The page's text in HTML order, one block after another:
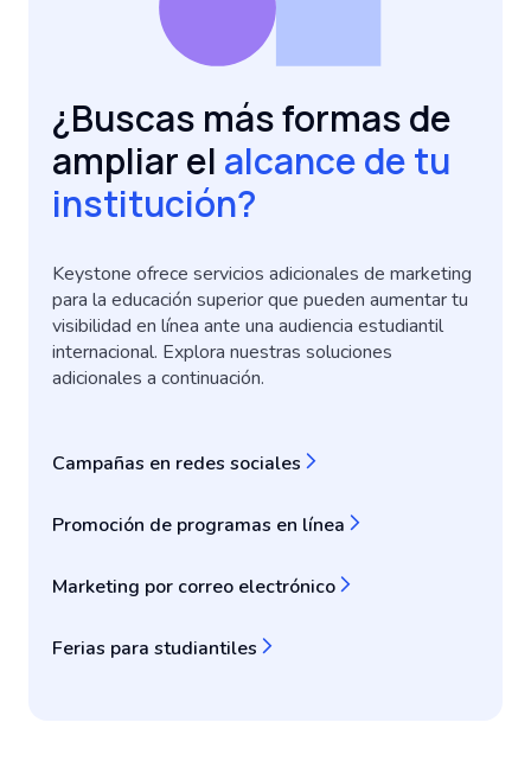
¿Buscas más formas de
ampliar el alcance de tu
institución?
Keystone ofrece servicios adicionales de marketing
para la educación superior que pueden aumentar tu
visibilidad en línea ante una audiencia estudiantil
internacional. Explora nuestras soluciones
adicionales a continuación.
Campañas en redes sociales
Promoción de programas en línea
Marketing por correo electrónico
Ferias para studiantiles